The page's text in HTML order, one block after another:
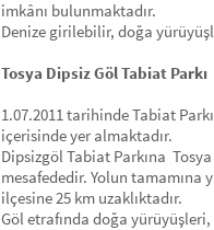
imkânı bulunmaktadır.
Denize girilebilir, doğa
Tosya Dipsiz Göl Tabiat Parkı
1.07.2011 tarihinde Tabiat
içerisinde yer almaktadır.
Dipsizgöl Tabiat Parkına
mesafededir. Yolun tamamına
ilçesine 25 km uzaklıktadır.
Göl etrafında doğa